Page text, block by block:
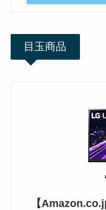
目玉商品
【